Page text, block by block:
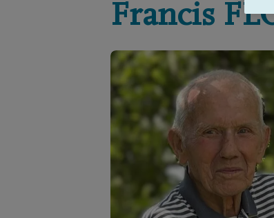
Francis